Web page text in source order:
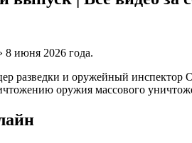
8 июня 2026 года.
разведки и оружейный
оружия массового